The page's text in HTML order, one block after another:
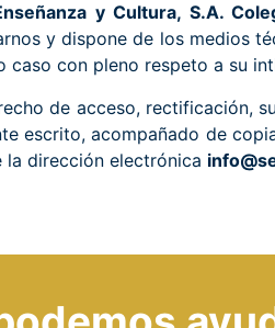
y Cultura, S.A.
y dispone de los medios
con pleno respeto a su
de acceso, rectificación,
escrito, acompañado de
la dirección electrónica